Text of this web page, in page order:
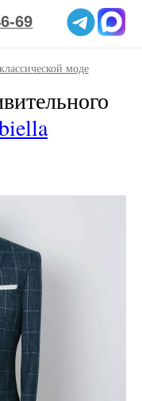
моде